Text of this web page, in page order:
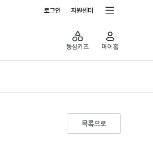
로그인 지원센터
동심키즈 마이홈
목록으로